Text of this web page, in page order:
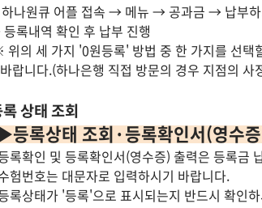
원큐 어플 접속 → 메뉴 → 공과금 → 납부하
록내역 확인 후 납부 진행
세 가지 '0원등록' 방법 중 한 가지를 선택
랍니다.(하나은행 직접 방문의 경우 지점의 사
상태 조회
등록상태 조회·등록확인서(영수
록확인 및 등록확인서(영수증) 출력은 등록금
험번호는 대문자로 입력하시기 바랍니다.
록상태가 '등록'으로 표시되는지 반드시 확인